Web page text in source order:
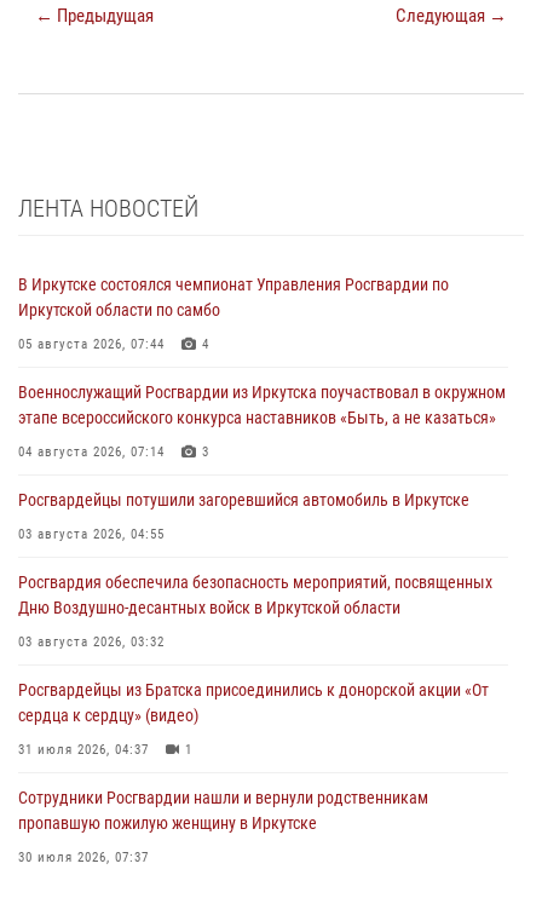
← Предыдущая Следующая →
ЛЕНТА НОВОСТЕЙ
В Иркутске состоялся чемпионат Управления Росгвардии по
Иркутской области по самбо
05 августа 2026, 07:44 4
Военнослужащий Росгвардии из Иркутска поучаствовал в окружном
этапе всероссийского конкурса наставников «Быть, а не казаться»
04 августа 2026, 07:14 3
Росгвардейцы потушили загоревшийся автомобиль в Иркутске
03 августа 2026, 04:55
Росгвардия обеспечила безопасность мероприятий, посвященных
Дню Воздушно-десантных войск в Иркутской области
03 августа 2026, 03:32
Росгвардейцы из Братска присоединились к донорской акции «От
сердца к сердцу» (видео)
31 июля 2026, 04:37 1
Сотрудники Росгвардии нашли и вернули родственникам
пропавшую пожилую женщину в Иркутске
30 июля 2026, 07:37